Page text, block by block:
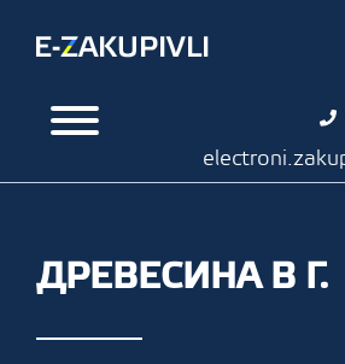
ДРЕВЕСИНА В Г.